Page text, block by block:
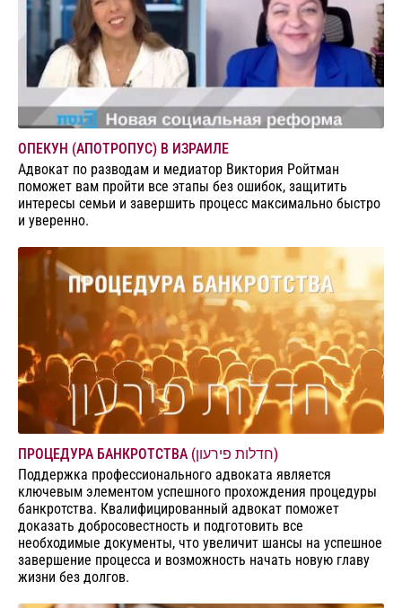
ОПЕКУН (АПОТРОПУС) В ИЗРАИЛЕ
Адвокат по разводам и медиатор Виктория Ройтман
поможет вам пройти все этапы без ошибок, защитить
интересы семьи и завершить процесс максимально быстро
и уверенно.
ПРОЦЕДУРА БАНКРОТСТВА (חדלות פירעון)
Поддержка профессионального адвоката является
ключевым элементом успешного прохождения процедуры
банкротства. Квалифицированный адвокат поможет
доказать добросовестность и подготовить все
необходимые документы, что увеличит шансы на успешное
завершение процесса и возможность начать новую главу
жизни без долгов.